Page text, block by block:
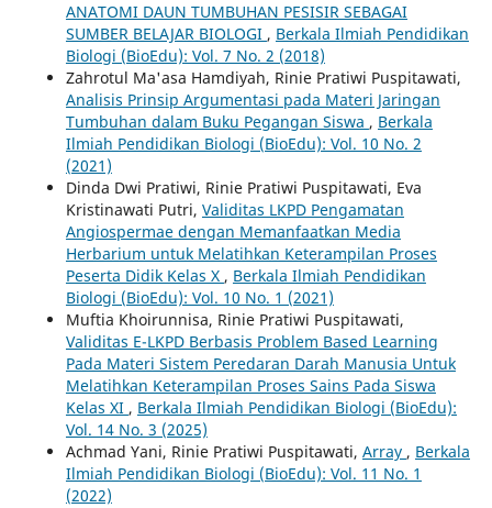
ANATOMI DAUN TUMBUHAN PESISIR SEBAGAI
SUMBER BELAJAR BIOLOGI , Berkala Ilmiah Pendidikan
Biologi (BioEdu): Vol. 7 No. 2 (2018)
Zahrotul Ma'asa Hamdiyah, Rinie Pratiwi Puspitawati,
Analisis Prinsip Argumentasi pada Materi Jaringan
Tumbuhan dalam Buku Pegangan Siswa , Berkala
Ilmiah Pendidikan Biologi (BioEdu): Vol. 10 No. 2
(2021)
Dinda Dwi Pratiwi, Rinie Pratiwi Puspitawati, Eva
Kristinawati Putri, Validitas LKPD Pengamatan
Angiospermae dengan Memanfaatkan Media
Herbarium untuk Melatihkan Keterampilan Proses
Peserta Didik Kelas X , Berkala Ilmiah Pendidikan
Biologi (BioEdu): Vol. 10 No. 1 (2021)
Muftia Khoirunnisa, Rinie Pratiwi Puspitawati,
Validitas E-LKPD Berbasis Problem Based Learning
Pada Materi Sistem Peredaran Darah Manusia Untuk
Melatihkan Keterampilan Proses Sains Pada Siswa
Kelas XI , Berkala Ilmiah Pendidikan Biologi (BioEdu):
Vol. 14 No. 3 (2025)
Achmad Yani, Rinie Pratiwi Puspitawati, Array , Berkala
Ilmiah Pendidikan Biologi (BioEdu): Vol. 11 No. 1
(2022)